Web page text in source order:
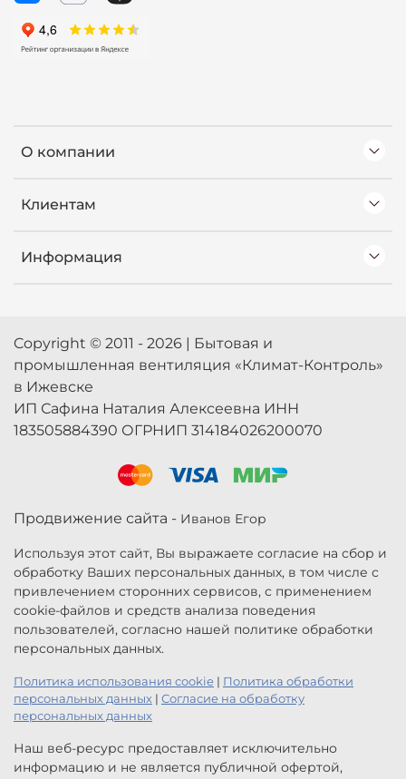
О компании
Клиентам
Информация
Copyright © 2011 - 2026 | Бытовая и
промышленная вентиляция «Климат-Контроль»
в Ижевске
ИП Сафина Наталия Алексеевна ИНН
183505884390 ОГРНИП 314184026200070
Продвижение сайта - Иванов Егор
Используя этот сайт, Вы выражаете согласие на сбор и
обработку Ваших персональных данных, в том числе с
привлечением сторонних сервисов, с применением
cookie-файлов и средств анализа поведения
пользователей, согласно нашей политике обработки
персональных данных.
Политика использования cookie | Политика обработки
персональных данных | Согласие на обработку
персональных данных
Наш веб-ресурс предоставляет исключительно
информацию и не является публичной офертой,